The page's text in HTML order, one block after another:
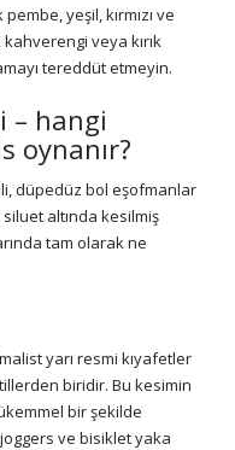
yeşil, kırmızı ve
veya kırık
tereddüt etmeyin.
– hangi
oynanır?
düpedüz bol eşofmanlar
altında kesilmiş
tam olarak ne
yarı resmi kıyafetler
biridir. Bu kesimin
bir şekilde
ve bisiklet yaka